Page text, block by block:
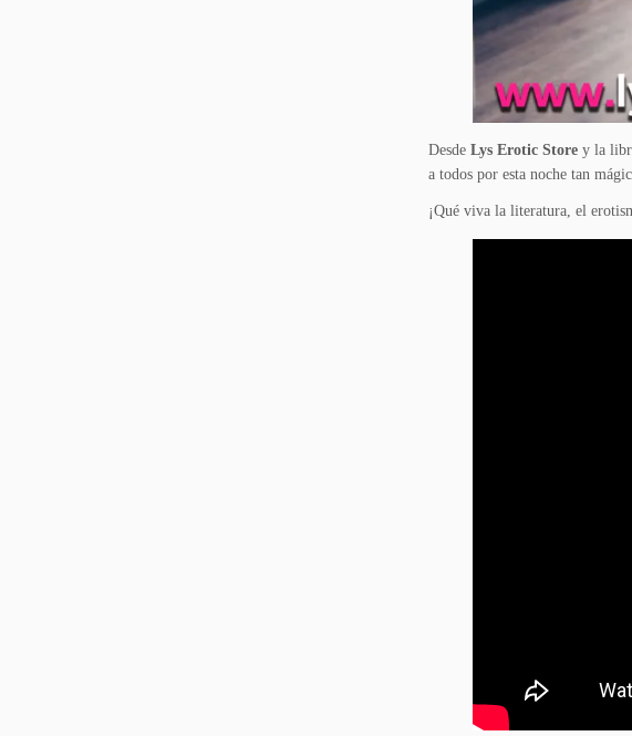
Desde Lys Erotic Store y la
a todos por esta noche tan
¡Qué viva la literatura, el